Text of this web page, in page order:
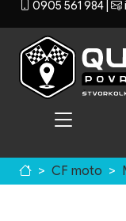
0905 561 984
CF moto